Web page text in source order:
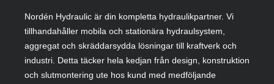
Nordén Hydraulic är din kompletta hydraulikpartner. Vi
tillhandahåller mobila och stationära hydraulsystem,
aggregat och skräddarsydda lösningar till kraftverk och
industri. Detta täcker hela kedjan från design, konstruktion
och slutmontering ute hos kund med medföljande